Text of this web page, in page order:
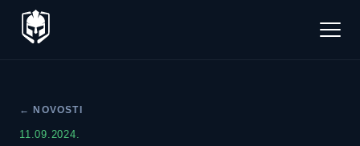
← NOVOSTI
11.09.2024.